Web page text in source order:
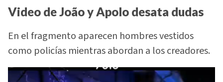
Video de João y Apolo desata dudas
En el fragmento aparecen hombres vestidos
como policías mientras abordan a los creadores.